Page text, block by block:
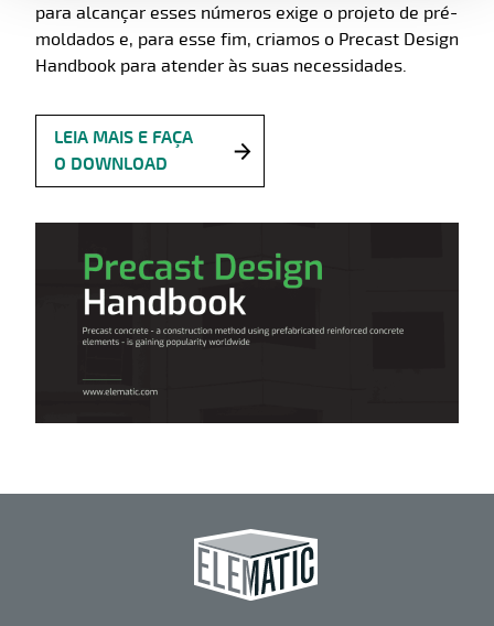
para alcançar esses números exige o projeto de pré-
moldados e, para esse fim, criamos o Precast Design
Handbook para atender às suas necessidades.
LEIA MAIS E FAÇA
O DOWNLOAD